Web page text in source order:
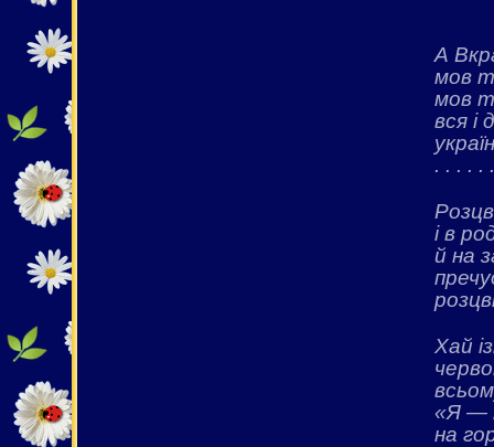
А
мов
мов
вся і
. . . . .
і в
й на
Хай
«Я —
на